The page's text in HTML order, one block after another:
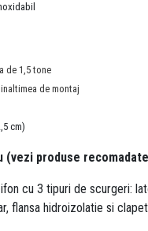
de 1,5 tone
inaltimea de montaj
cm)
(vezi produse
cu 3 tipuri de scurgeri:
flansa hidroizolatie si